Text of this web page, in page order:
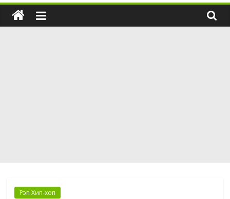
Рэп Хип-хоп